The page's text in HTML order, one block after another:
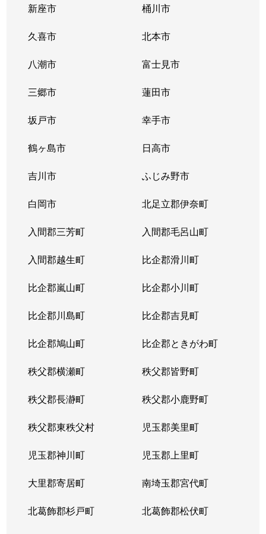
新座市 桶川市
久喜市 北本市
八潮市 富士見市
三郷市 蓮田市
坂戸市 幸手市
鶴ヶ島市 日高市
吉川市 ふじみ野市
白岡市 北足立郡伊奈町
入間郡三芳町 入間郡毛呂山町
入間郡越生町 比企郡滑川町
比企郡嵐山町 比企郡小川町
比企郡川島町 比企郡吉見町
比企郡鳩山町 比企郡ときがわ町
秩父郡横瀬町 秩父郡皆野町
秩父郡長瀞町 秩父郡小鹿野町
秩父郡東秩父村 児玉郡美里町
児玉郡神川町 児玉郡上里町
大里郡寄居町 南埼玉郡宮代町
北葛飾郡杉戸町 北葛飾郡松伏町